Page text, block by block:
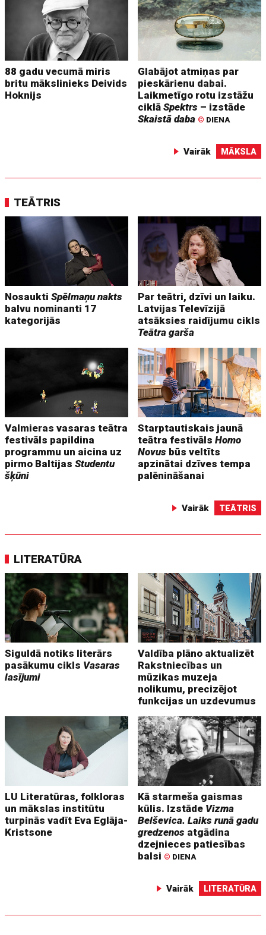
88 gadu vecumā miris
britu mākslinieks Deivids
Hoknijs
Glabājot atmiņas par
pieskārienu dabai.
Laikmetīgo rotu izstāžu
ciklāSpektrs – izstāde
Skaistā daba © DIENA
Vairāk MĀKSLA
TEĀTRIS
NosauktiSpēlmaņu nakts
balvu nominanti 17
kategorijās
Par teātri, dzīvi un laiku.
Latvijas Televīzijā
atsāksies raidījumu cikls
Teātra garša
Valmieras vasaras teātra
festivāls papildina
programmu un aicina uz
pirmo BaltijasStudentu
šķūni
Starptautiskais jaunā
teātra festivālsHomo
Novus būs veltīts
apzinātai dzīves tempa
palēnināšanai
Vairāk TEĀTRIS
LITERATŪRA
Siguldā notiks literārs
pasākumu cikls Vasaras
lasījumi
Valdība plāno aktualizēt
Rakstniecības un
mūzikas muzeja
nolikumu, precizējot
funkcijas un uzdevumus
LU Literatūras, folkloras
un mākslas institūtu
turpinās vadīt Eva Eglāja-
Kristsone
Kā starmeša gaismas
kūlis. Izstāde Vizma
Belševica. Laiks runā gadu
gredzenos atgādina
dzejnieces patiesības
balsi © DIENA
Vairāk LITERATŪRA